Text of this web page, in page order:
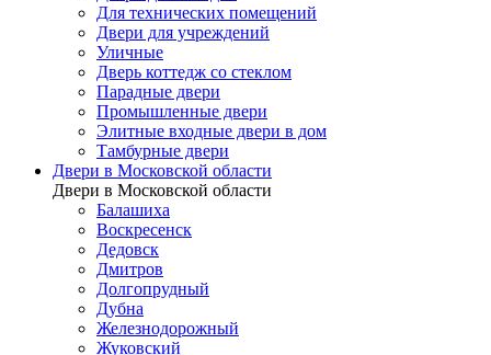
Для технических помещений
Двери для учреждений
Уличные
Дверь коттедж со стеклом
Парадные двери
Промышленные двери
Элитные входные двери в дом
Тамбурные двери
Двери в Московской области
Двери в Московской области
Балашиха
Воскресенск
Дедовск
Дмитров
Долгопрудный
Дубна
Железнодорожный
Жуковский